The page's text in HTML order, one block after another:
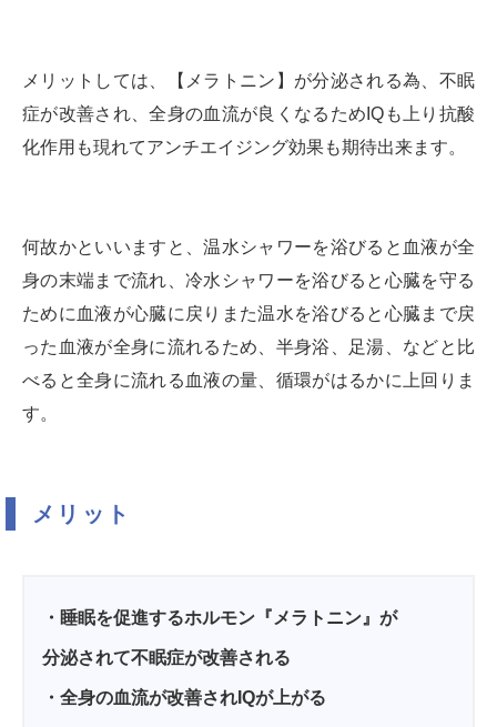
メリットしては、【メラトニン】が分泌される為、不眠
症が改善され、全身の血流が良くなるためIQも上り抗酸
化作用も現れてアンチエイジング効果も期待出来ます。
何故かといいますと、温水シャワーを浴びると血液が全
身の末端まで流れ、冷水シャワーを浴びると心臓を守る
ために血液が心臓に戻りまた温水を浴びると心臓まで戻
った血液が全身に流れるため、半身浴、足湯、などと比
べると全身に流れる血液の量、循環がはるかに上回りま
す。
メリット
・睡眠を促進するホルモン『メラトニン』が
分泌されて不眠症が改善される
・全身の血流が改善されIQが上がる